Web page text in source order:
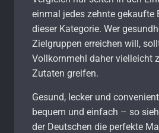
einmal jedes zehnte gekaufte
dieser Kategorie. Wer
Zielgruppen erreichen will,
Vollkornmehl daher vielleicht
Zutaten greifen.
Gesund, lecker und
bequem und einfach – so
der Deutschen die perfekte